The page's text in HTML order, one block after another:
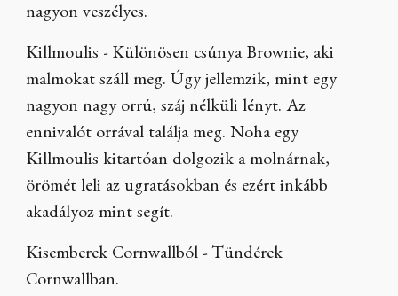
nagyon veszélyes.
Killmoulis - Különösen csúnya Brownie, aki
malmokat száll meg. Úgy jellemzik, mint egy
nagyon nagy orrú, száj nélküli lényt. Az
ennivalót orrával találja meg. Noha egy
Killmoulis kitartóan dolgozik a molnárnak,
örömét leli az ugratásokban és ezért inkább
akadályoz mint segít.
Kisemberek Cornwallból - Tündérek
Cornwallban.